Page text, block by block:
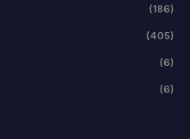
(186)
(405)
(6)
(6)